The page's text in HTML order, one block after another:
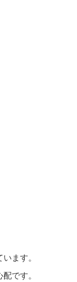
ます。
です。